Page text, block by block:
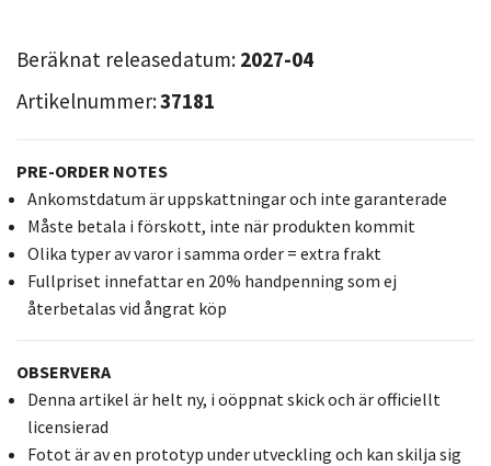
Beräknat releasedatum: 2027-04
Artikelnummer:37181
PRE-ORDER NOTES
Ankomstdatum är uppskattningar och inte garanterade
Måste betala i förskott, inte när produkten kommit
Olika typer av varor i samma order = extra frakt
Fullpriset innefattar en 20% handpenning som ej
återbetalas vid ångrat köp
OBSERVERA
Denna artikel är helt ny, i oöppnat skick och är officiellt
licensierad
Fotot är av en prototyp under utveckling och kan skilja sig